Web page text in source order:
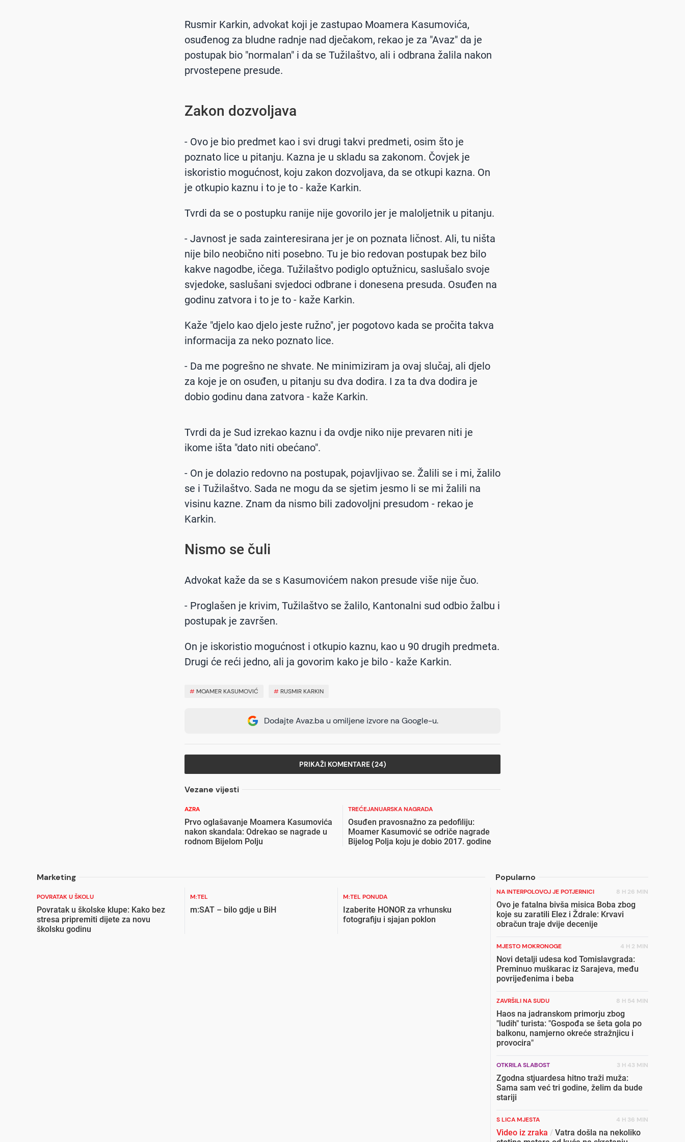
Rusmir Karkin, advokat koji je zastupao Moamera Kasumovića,
osuđenog za bludne radnje nad dječakom, rekao je za "Avaz" da je
postupak bio "normalan" i da se Tužilaštvo, ali i odbrana žalila nakon
prvostepene presude.
Zakon dozvoljava
- Ovo je bio predmet kao i svi drugi takvi predmeti, osim što je
poznato lice u pitanju. Kazna je u skladu sa zakonom. Čovjek je
iskoristio mogućnost, koju zakon dozvoljava, da se otkupi kazna. On
je otkupio kaznu i to je to - kaže Karkin.
Tvrdi da se o postupku ranije nije govorilo jer je maloljetnik u pitanju.
- Javnost je sada zainteresirana jer je on poznata ličnost. Ali, tu ništa
nije bilo neobično niti posebno. Tu je bio redovan postupak bez bilo
kakve nagodbe, ičega. Tužilaštvo podiglo optužnicu, saslušalo svoje
svjedoke, saslušani svjedoci odbrane i donesena presuda. Osuđen na
godinu zatvora i to je to - kaže Karkin.
Kaže "djelo kao djelo jeste ružno", jer pogotovo kada se pročita takva
informacija za neko poznato lice.
- Da me pogrešno ne shvate. Ne minimiziram ja ovaj slučaj, ali djelo
za koje je on osuđen, u pitanju su dva dodira. I za ta dva dodira je
dobio godinu dana zatvora - kaže Karkin.
Tvrdi da je Sud izrekao kaznu i da ovdje niko nije prevaren niti je
ikome išta "dato niti obećano".
- On je dolazio redovno na postupak, pojavljivao se. Žalili se i mi, žalilo
se i Tužilaštvo. Sada ne mogu da se sjetim jesmo li se mi žalili na
visinu kazne. Znam da nismo bili zadovoljni presudom - rekao je
Karkin.
Nismo se čuli
Advokat kaže da se s Kasumovićem nakon presude više nije čuo.
- Proglašen je krivim, Tužilaštvo se žalilo, Kantonalni sud odbio žalbu i
postupak je završen.
On je iskoristio mogućnost i otkupio kaznu, kao u 90 drugih predmeta.
Drugi će reći jedno, ali ja govorim kako je bilo - kaže Karkin.
# MOAMER KASUMOVIĆ # RUSMIR KARKIN
Dodajte Avaz.ba u omiljene izvore na Google-u.
PRIKAŽI KOMENTARE (24)
Vezane vijesti
AZRA
Prvo oglašavanje Moamera Kasumovića
nakon skandala: Odrekao se nagrade u
rodnom Bijelom Polju
TREĆEJANUARSKA NAGRADA
Osuđen pravosnažno za pedofiliju:
Moamer Kasumović se odriče nagrade
Bijelog Polja koju je dobio 2017. godine
Marketing Popularno
POVRATAK U ŠKOLU
Povratak u školske klupe: Kako bez
stresa pripremiti dijete za novu
školsku godinu
M:TEL
m:SAT – bilo gdje u BiH
M:TEL PONUDA
Izaberite HONOR za vrhunsku
fotografiju i sjajan poklon
NA INTERPOLOVOJ JE POTJERNICI 8 H 26 MIN
Ovo je fatalna bivša misica Boba zbog
koje su zaratili Elez i Ždrale: Krvavi
obračun traje dvije decenije
MJESTO MOKRONOGE 4 H 2 MIN
Novi detalji udesa kod Tomislavgrada:
Preminuo muškarac iz Sarajeva, među
povrijeđenima i beba
ZAVRŠILI NA SUDU 8 H 54 MIN
Haos na jadranskom primorju zbog
"ludih" turista: "Gospođa se šeta gola po
balkonu, namjerno okreće stražnjicu i
provocira"
OTKRILA SLABOST 3 H 43 MIN
Zgodna stjuardesa hitno traži muža:
Sama sam već tri godine, želim da bude
stariji
S LICA MJESTA 4 H 36 MIN
Video iz zraka / Vatra došla na nekoliko